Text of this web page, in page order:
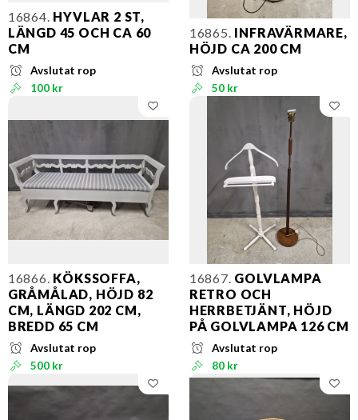
16864. HYVLAR 2 ST,
LÄNGD 45 OCH CA 60
CM
Avslutat rop
100 kr
16865. INFRAVÄRMARE,
HÖJD CA 200 CM
Avslutat rop
50 kr
16866. KÖKSSOFFA,
GRÅMÅLAD, HÖJD 82
CM, LÄNGD 202 CM,
BREDD 65 CM
Avslutat rop
500 kr
16867. GOLVLAMPA
RETRO OCH
HERRBETJÄNT, HÖJD
PÅ GOLVLAMPA 126 CM
Avslutat rop
80 kr